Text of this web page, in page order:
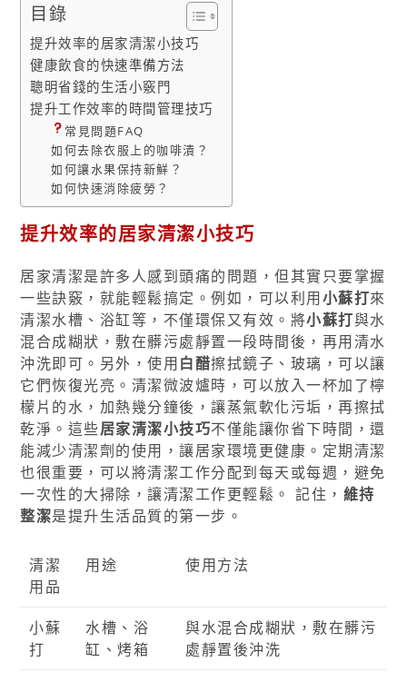
目錄
提升效率的居家清潔小技巧
健康飲食的快速準備方法
聰明省錢的生活小竅門
提升工作效率的時間管理技巧
常見問題FAQ
如何去除衣服上的咖啡漬？
如何讓水果保持新鮮？
如何快速消除疲勞？
提升效率的居家清潔小技巧
居家清潔是許多人感到頭痛的問題，但其實只要掌握
一些訣竅，就能輕鬆搞定。例如，可以利用小蘇打來
清潔水槽、浴缸等，不僅環保又有效。將小蘇打與水
混合成糊狀，敷在髒污處靜置一段時間後，再用清水
沖洗即可。另外，使用白醋擦拭鏡子、玻璃，可以讓
它們恢復光亮。清潔微波爐時，可以放入一杯加了檸
檬片的水，加熱幾分鐘後，讓蒸氣軟化污垢，再擦拭
乾淨。這些居家清潔小技巧不僅能讓你省下時間，還
能減少清潔劑的使用，讓居家環境更健康。定期清潔
也很重要，可以將清潔工作分配到每天或每週，避免
一次性的大掃除，讓清潔工作更輕鬆。 記住， 維持
整潔是提升生活品質的第一步。
清潔
用品
用途 使用方法
小蘇
打
水槽、浴
缸、烤箱
與水混合成糊狀，敷在髒污
處靜置後沖洗